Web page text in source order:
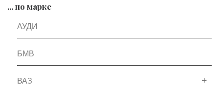
... по марке
АУДИ
БМВ
ВАЗ